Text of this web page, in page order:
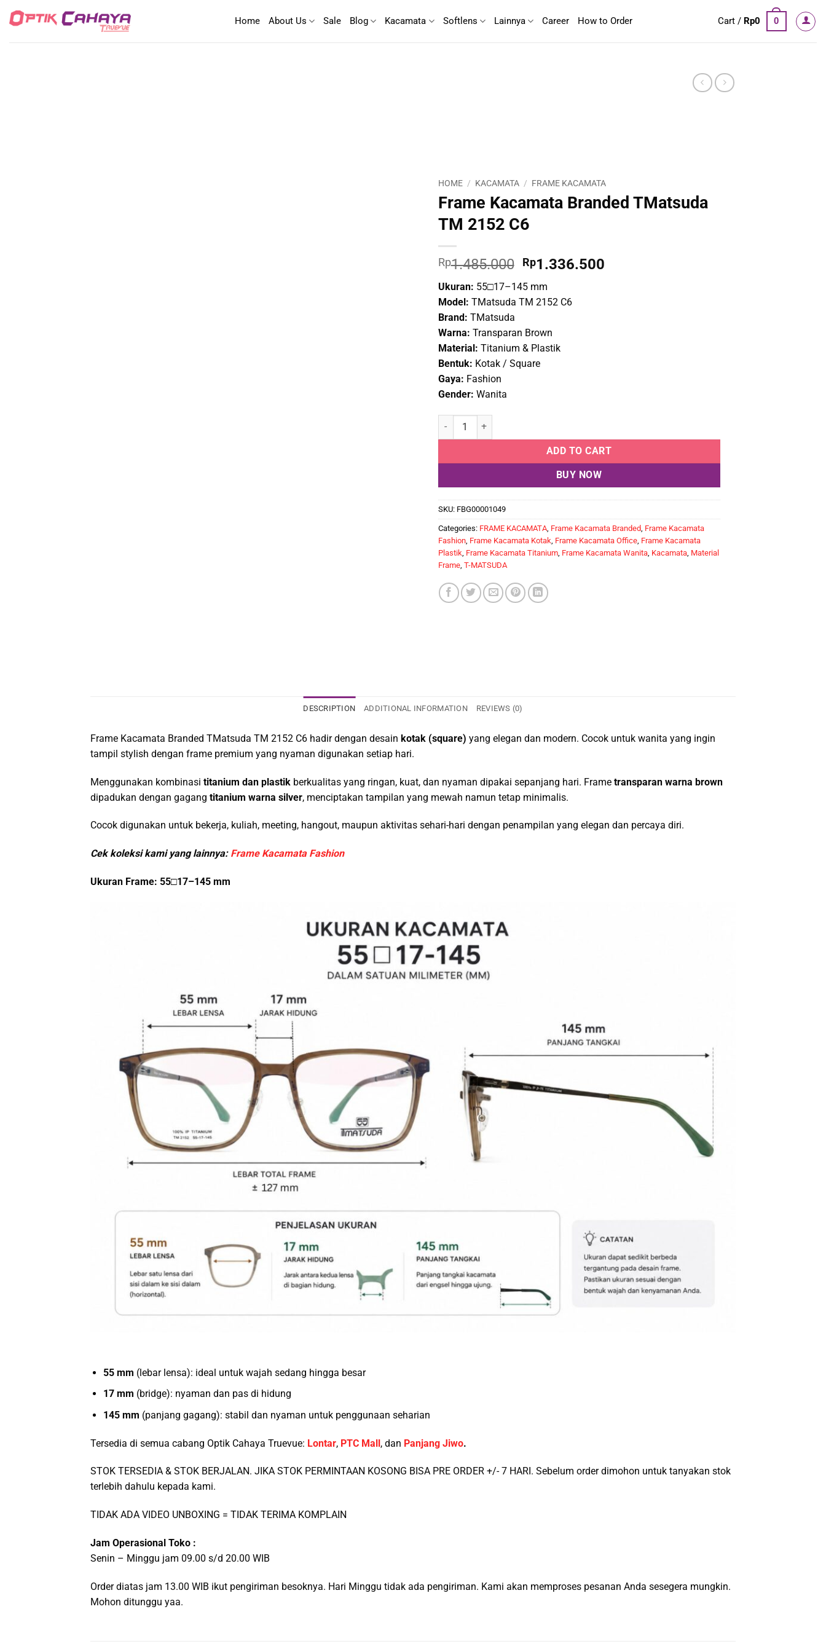
Home About Us Sale Blog Kacamata Softlens Lainnya Career How to Order Cart / Rp0 0
HOME / KACAMATA / FRAME KACAMATA
Frame Kacamata Branded TMatsuda
TM 2152 C6
Rp1.485.000 Original
price
was:
Rp1.485.000.
Rp1.336.500Current
Ukuran: 55□17–145 mm
Model: TMatsuda TM 2152 C6
Brand: TMatsuda
Warna: Transparan Brown
Material: Titanium & Plastik
Bentuk: Kotak / Square
Gaya: Fashion
Gender: Wanita
Frame Kacamata Branded TMatsuda TM 2152 C6 quantity
ADD TO CART
BUY NOW
SKU: FBG00001049
Categories: FRAME KACAMATA, Frame Kacamata Branded, Frame Kacamata
Fashion, Frame Kacamata Kotak, Frame Kacamata Office, Frame Kacamata
Plastik, Frame Kacamata Titanium, Frame Kacamata Wanita, Kacamata, Material
Frame, T-MATSUDA
DESCRIPTION ADDITIONAL INFORMATION REVIEWS (0)
Frame Kacamata Branded TMatsuda TM 2152 C6 hadir dengan desain kotak (square) yang elegan dan modern. Cocok untuk wanita yang ingin
tampil stylish dengan frame premium yang nyaman digunakan setiap hari.
Menggunakan kombinasi titanium dan plastik berkualitas yang ringan, kuat, dan nyaman dipakai sepanjang hari. Frame transparan warna brown
dipadukan dengan gagang titanium warna silver, menciptakan tampilan yang mewah namun tetap minimalis.
Cocok digunakan untuk bekerja, kuliah, meeting, hangout, maupun aktivitas sehari-hari dengan penampilan yang elegan dan percaya diri.
Cek koleksi kami yang lainnya: Frame Kacamata Fashion
Ukuran Frame: 55□17–145 mm
55 mm (lebar lensa): ideal untuk wajah sedang hingga besar
17 mm (bridge): nyaman dan pas di hidung
145 mm (panjang gagang): stabil dan nyaman untuk penggunaan seharian
Tersedia di semua cabang Optik Cahaya Truevue: Lontar, PTC Mall, dan Panjang Jiwo.
STOK TERSEDIA & STOK BERJALAN. JIKA STOK PERMINTAAN KOSONG BISA PRE ORDER +/- 7 HARI. Sebelum order dimohon untuk tanyakan stok
terlebih dahulu kepada kami.
TIDAK ADA VIDEO UNBOXING = TIDAK TERIMA KOMPLAIN
Jam Operasional Toko :
Senin – Minggu jam 09.00 s/d 20.00 WIB
Order diatas jam 13.00 WIB ikut pengiriman besoknya. Hari Minggu tidak ada pengiriman. Kami akan memproses pesanan Anda sesegera mungkin.
Mohon ditunggu yaa.